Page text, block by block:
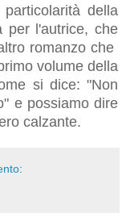
della
per l'autrice, che
romanzo che
volume della
si dice: "Non
e possiamo dire
calzante.